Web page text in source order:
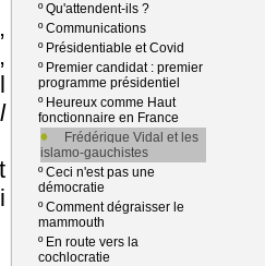
,
ºQu'attendent-ils ?
ºCommunications
º Présidentiable et Covid
º Premier candidat : premier
programme présidentiel
º Heureux comme Haut
fonctionnaire en France
Frédérique Vidal et les
islamo-gauchistes
ºCeci n'est pas une
démocratie
ºComment dégraisser le
mammouth
º En route vers la
cochlocratie